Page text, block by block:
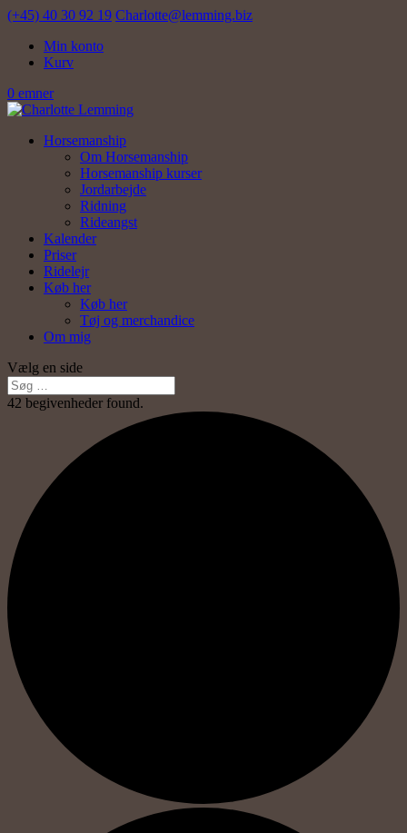
(+45) 40 30 92 19 Charlotte@lemming.biz
Min konto
Kurv
0 emner
Horsemanship
Om Horsemanship
Horsemanship kurser
Jordarbejde
Ridning
Rideangst
Kalender
Priser
Ridelejr
Køb her
Køb her
Tøj og merchandice
Om mig
Vælg en side
42 begivenheder found.